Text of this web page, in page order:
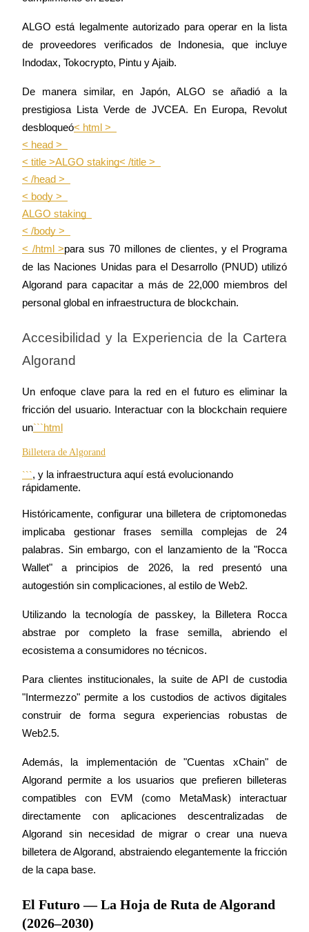
ALGO está legalmente autorizado para operar en la lista
de proveedores verificados de Indonesia, que incluye
Indodax, Tokocrypto, Pintu y Ajaib.
De manera similar, en Japón, ALGO se añadió a la
prestigiosa Lista Verde de JVCEA. En Europa, Revolut
desbloqueó< html >
< head >
< title >ALGO staking< /title >
< /head >
< body >
ALGO staking
< /body >
< /html >para sus 70 millones de clientes, y el Programa
de las Naciones Unidas para el Desarrollo (PNUD) utilizó
Algorand para capacitar a más de 22,000 miembros del
personal global en infraestructura de blockchain.
Accesibilidad y la Experiencia de la Cartera
Algorand
Un enfoque clave para la red en el futuro es eliminar la
fricción del usuario. Interactuar con la blockchain requiere
un
Billetera de Algorand
```, y la infraestructura aquí está evolucionando
rápidamente.
Históricamente, configurar una billetera de criptomonedas
implicaba gestionar frases semilla complejas de 24
palabras. Sin embargo, con el lanzamiento de la "Rocca
Wallet" a principios de 2026, la red presentó una
autogestión sin complicaciones, al estilo de Web2.
Utilizando la tecnología de passkey, la Billetera Rocca
abstrae por completo la frase semilla, abriendo el
ecosistema a consumidores no técnicos.
Para clientes institucionales, la suite de API de custodia
"Intermezzo" permite a los custodios de activos digitales
construir de forma segura experiencias robustas de
Web2.5.
Además, la implementación de "Cuentas xChain" de
Algorand permite a los usuarios que prefieren billeteras
compatibles con EVM (como MetaMask) interactuar
directamente con aplicaciones descentralizadas de
Algorand sin necesidad de migrar o crear una nueva
billetera de Algorand, abstraiendo elegantemente la fricción
de la capa base.
El Futuro — La Hoja de Ruta de Algorand
(2026–2030)